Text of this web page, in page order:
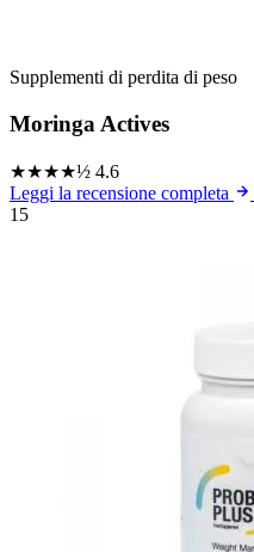
Supplementi di perdita di peso
Moringa Actives
★★★★½ 4.6
Leggi la recensione completa
15